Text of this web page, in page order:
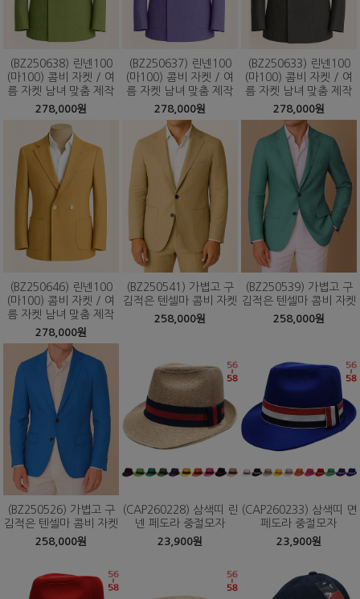
(BZ250638) 린넨100
(마100) 콤비 자켓 / 여
름 자켓 남녀 맞춤 제작
278,000원
(BZ250637) 린넨100
(마100) 콤비 자켓 / 여
름 자켓 남녀 맞춤 제작
278,000원
(BZ250633) 린넨100
(마100) 콤비 자켓 / 여
름 자켓 남녀 맞춤 제작
278,000원
(BZ250646) 린넨100
(마100) 콤비 자켓 / 여
름 자켓 남녀 맞춤 제작
278,000원
(BZ250541) 가볍고 구
김적은 텐셀마 콤비 자켓
258,000원
(BZ250539) 가볍고 구
김적은 텐셀마 콤비 자켓
258,000원
(BZ250526) 가볍고 구
김적은 텐셀마 콤비 자켓
258,000원
(CAP260228) 삼색띠 린
넨 페도라 중절모자
23,900원
(CAP260233) 삼색띠 면
페도라 중절모자
23,900원